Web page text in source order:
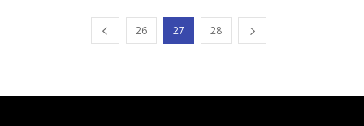
26 27 28